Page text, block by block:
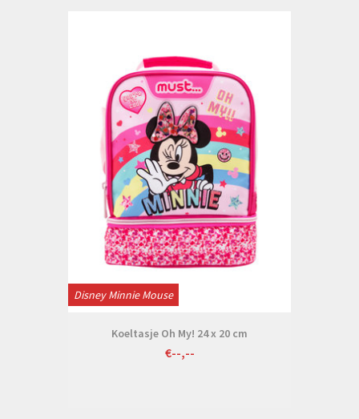
Disney Minnie Mouse
Koeltasje Oh My! 24 x 20 cm
€--,--